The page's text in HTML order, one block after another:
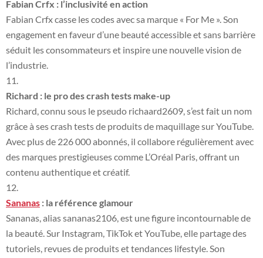
Fabian Crfx : l’inclusivité en action
Fabian Crfx casse les codes avec sa marque « For Me ». Son
engagement en faveur d’une beauté accessible et sans barrière
séduit les consommateurs et inspire une nouvelle vision de
l’industrie.
Richard : le pro des crash tests make-up
Richard, connu sous le pseudo richaard2609, s’est fait un nom
grâce à ses crash tests de produits de maquillage sur YouTube.
Avec plus de 226 000 abonnés, il collabore régulièrement avec
des marques prestigieuses comme L’Oréal Paris, offrant un
contenu authentique et créatif.
Sananas : la référence glamour
Sananas, alias sananas2106, est une figure incontournable de
la beauté. Sur Instagram, TikTok et YouTube, elle partage des
tutoriels, revues de produits et tendances lifestyle. Son